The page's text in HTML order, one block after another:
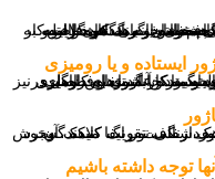
جهت تماس غیر عادی در هنگام خواب قرار دهیم.
ایستاده و یا رومیزی
خرید یه اصل کاملا سلیقه ای می باشد و ممکن است به کارگیری آباژور بر اساس متراژ و وسایل و مبلمان موجود در خانه متفاوت است.
توجه داشته باشیم